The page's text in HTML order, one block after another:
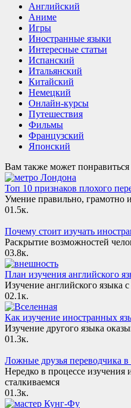
Английский
Аниме
Игры
Иностранные языки
Интересные статьи
Испанский
Итальянский
Китайский
Немецкий
Онлайн-курсы
Путешествия
Фильмы
Французский
Японский
Вам также может понравиться
Топ 10 признаков плохого
Умение правильно, грамотно
01.5к.
Почему стоит изучать
Раскрытие возможностей
03.8к.
План изучения английского
Изучение английского языка
02.1к.
Как изучение иностранных
Изучение другого языка
01.3к.
Ложные друзья переводчика в
Нередко в процессе изучения
сталкиваемся
01.3к.